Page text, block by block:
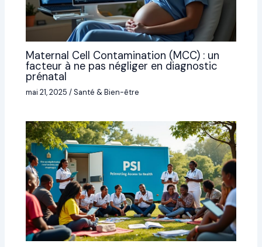
Maternal Cell Contamination (MCC) : un
facteur à ne pas négliger en diagnostic
prénatal
mai 21, 2025/Santé & Bien-être